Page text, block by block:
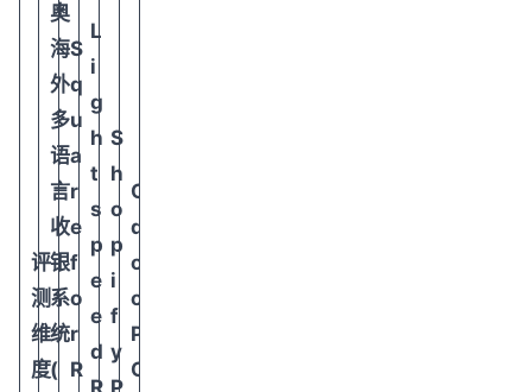
评
测
维
度
奥
海
外
多
语
言
收
银
系
统
(
S
q
u
a
r
e
f
o
r
R
L
i
g
h
t
s
p
e
e
d
S
h
o
p
i
f
y
O
d
o
o
P
O